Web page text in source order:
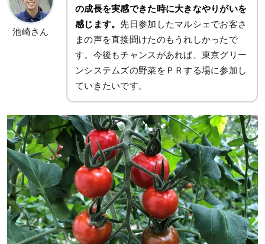
池崎さん
の成長を実感できた時に大きなやりがいを
感じます。 先日参加したマルシェでお客さ
まの声を直接聞けたのもうれしかったで
す。今後もチャンスがあれば、東京グリー
ンシステムズの野菜をＰＲする場に参加し
ていきたいです。